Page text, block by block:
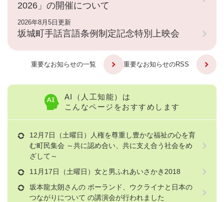
2026」の開催について
2026年8月5日更新
坂城町手話言語条例制定記念特別上映会
重要なお知らせの一覧 重要なお知らせのRSS
AI（人工知能）は
こんなページをおすすめします
12月7日（土曜日）人権を尊重し豊かな福祉の心を育
む町民集会 ～共に認め合い、共に支え合う社会をめ
ざして～
11月17日（土曜日）女と男ふれあいさかき2018
坂本龍太朗さんの ポーランド、ウクライナと日本の
つながりについて の講演会が行われました